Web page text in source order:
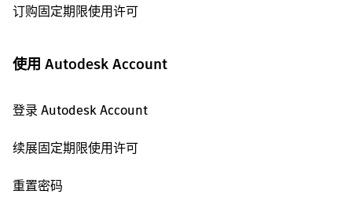
订购固定期限使用许可
使用 Autodesk Account
登录 Autodesk Account
续展固定期限使用许可
重置密码